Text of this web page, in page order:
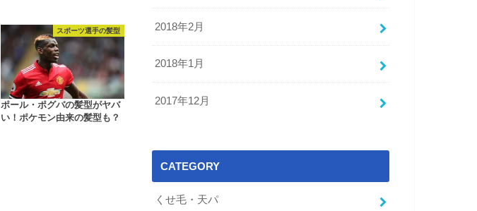
スポーツ選手の髪型
ポール・ポグバの髪型がヤバ
い！ポケモン由来の髪型も？
2018年2月
2018年1月
2017年12月
CATEGORY
くせ毛・天パ